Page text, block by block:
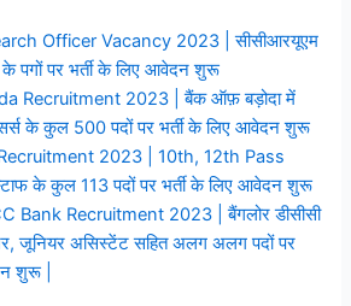
Officer Vacancy 2023 | सीसीआरयूएम
पगों पर भर्ती के लिए आवेदन शुरू
Recruitment 2023 | बैंक ऑफ़ बड़ोदा में
के कुल 500 पदों पर भर्ती के लिए आवेदन शुरू
2023 | 10th, 12th Pass
स्टाफ के कुल 113 पदों पर भर्ती के लिए आवेदन शुरू
Bank Recruitment 2023 | बैंगलोर डीसीसी
जूनियर असिस्टेंट सहित अलग अलग पदों पर
शुरू |